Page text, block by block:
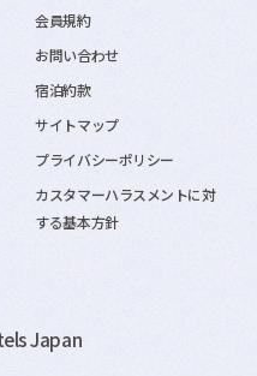
会員規約
お問い合わせ
宿泊約款
サイトマップ
プライバシーポリシー
カスタマーハラスメントに対
する基本方針
Japan